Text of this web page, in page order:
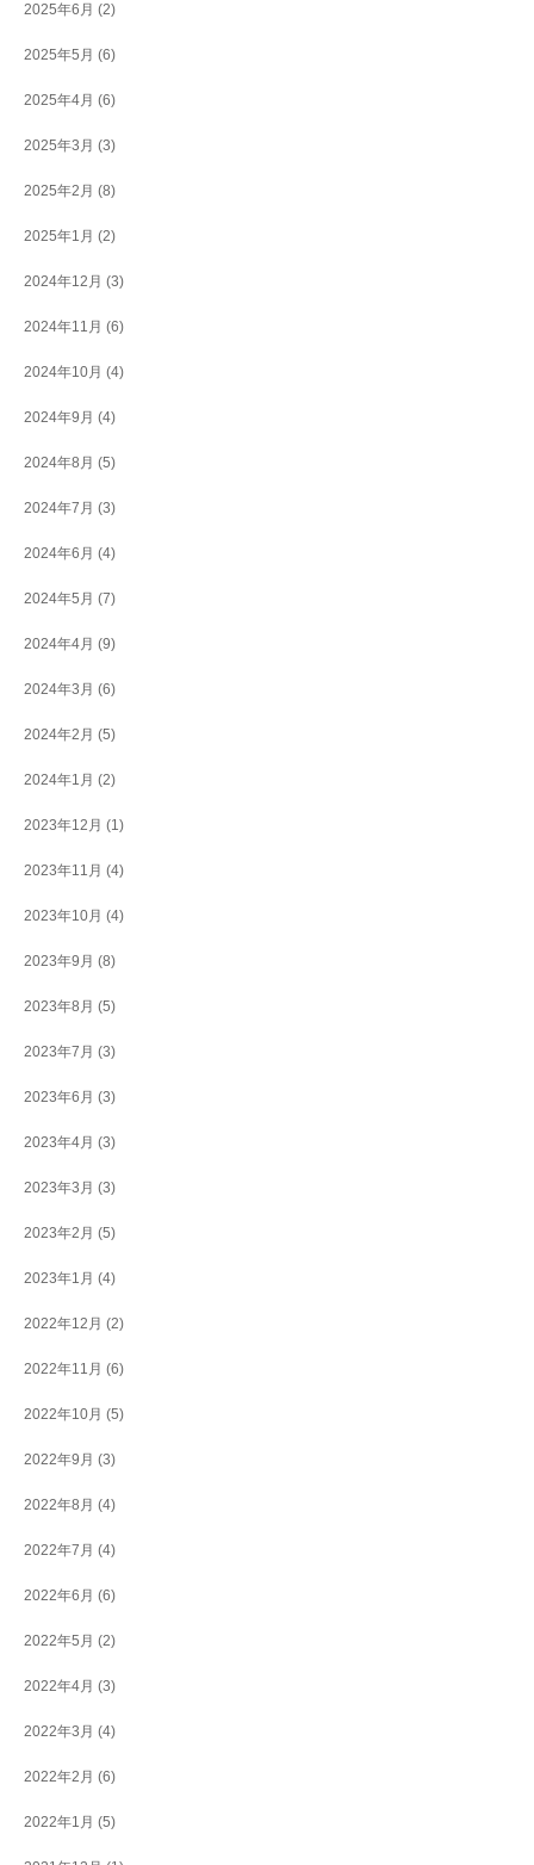
2025年6月 (2)
2025年5月 (6)
2025年4月 (6)
2025年3月 (3)
2025年2月 (8)
2025年1月 (2)
2024年12月 (3)
2024年11月 (6)
2024年10月 (4)
2024年9月 (4)
2024年8月 (5)
2024年7月 (3)
2024年6月 (4)
2024年5月 (7)
2024年4月 (9)
2024年3月 (6)
2024年2月 (5)
2024年1月 (2)
2023年12月 (1)
2023年11月 (4)
2023年10月 (4)
2023年9月 (8)
2023年8月 (5)
2023年7月 (3)
2023年6月 (3)
2023年4月 (3)
2023年3月 (3)
2023年2月 (5)
2023年1月 (4)
2022年12月 (2)
2022年11月 (6)
2022年10月 (5)
2022年9月 (3)
2022年8月 (4)
2022年7月 (4)
2022年6月 (6)
2022年5月 (2)
2022年4月 (3)
2022年3月 (4)
2022年2月 (6)
2022年1月 (5)